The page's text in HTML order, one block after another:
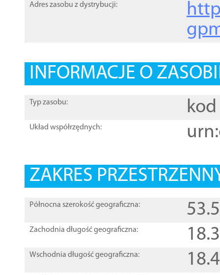
Adres zasobu z dystrybucji:
INFORMACJE O
Typ zasobu: kod
Układ współrzędnych:
ZAKRES
Północna szerokość geograficzna:
Zachodnia długość geograficzna:
Wschodnia długość geograficzna: